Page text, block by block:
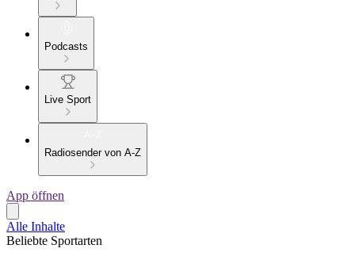
Podcasts
Live Sport
Radiosender von A-Z
App öffnen
Alle Inhalte
Beliebte Sportarten